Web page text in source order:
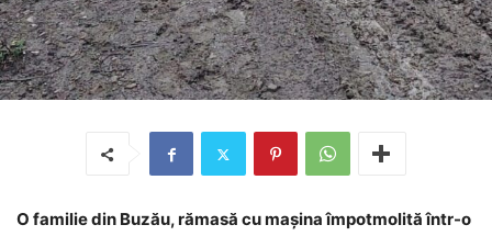
O familie din Buzău, rămasă cu mașina împotmolită într-o